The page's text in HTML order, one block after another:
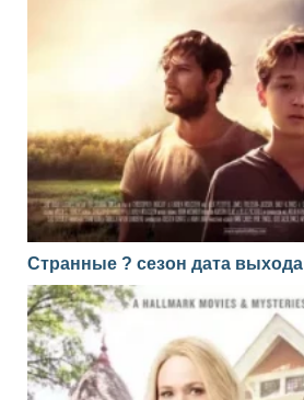
Странные ? сезон дата выхода